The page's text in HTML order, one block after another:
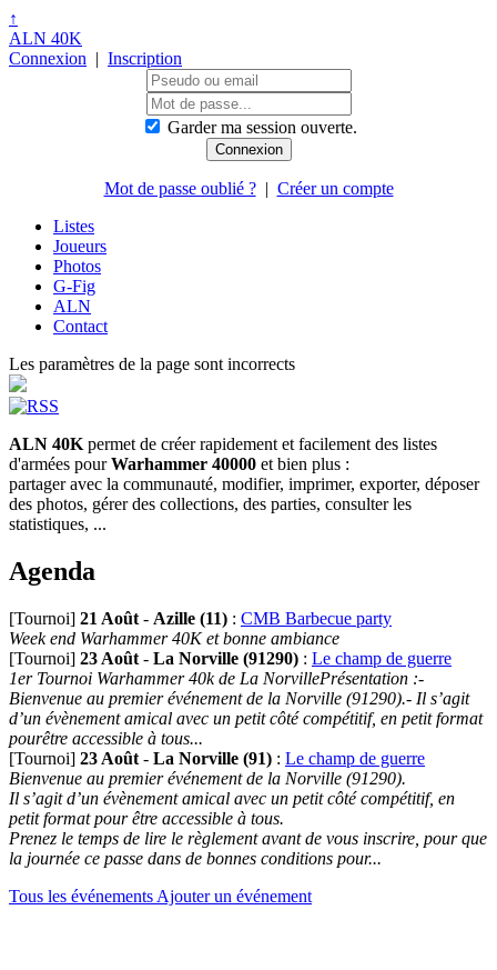
↑
ALN 40K
Connexion | Inscription
Garder ma session ouverte.
Mot de passe oublié ?| Créer un compte
Listes
Joueurs
Photos
G-Fig
ALN
Contact
Les paramètres de la page sont incorrects
ALN 40K permet de créer rapidement et facilement des listes
d'armées pourWarhammer 40000 et bien plus :
partager avec la communauté, modifier, imprimer, exporter, déposer
des photos, gérer des collections, des parties, consulter les
statistiques, ...
Agenda
[Tournoi] 21 Août - Azille (11) : CMB Barbecue party
Week end Warhammer 40K et bonne ambiance
[Tournoi] 23 Août - La Norville (91290) : Le champ de guerre
1er Tournoi Warhammer 40k de La NorvillePrésentation :-
Bienvenue au premier événement de la Norville (91290).- Il s’agit
d’un évènement amical avec un petit côté compétitif, en petit format
pourêtre accessible à tous...
[Tournoi] 23 Août - La Norville (91) : Le champ de guerre
Bienvenue au premier événement de la Norville (91290).
Il s’agit d’un évènement amical avec un petit côté compétitif, en
petit format pour être accessible à tous.
Prenez le temps de lire le règlement avant de vous inscrire, pour que
la journée ce passe dans de bonnes conditions pour...
Tous les événements Ajouter un événement